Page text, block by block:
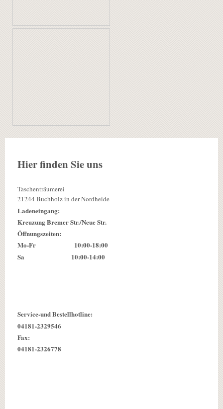
Hier finden Sie uns
Taschenträumerei
21244 Buchholz in der Nordheide
Ladeneingang:
Kreuzung Bremer Str./Neue Str.
Öffnungszeiten:
Mo-Fr 10:00-18:00
Sa 10:00-14:00
Service-und Bestellhotline:
04181-2329546
Fax:
04181-2326778